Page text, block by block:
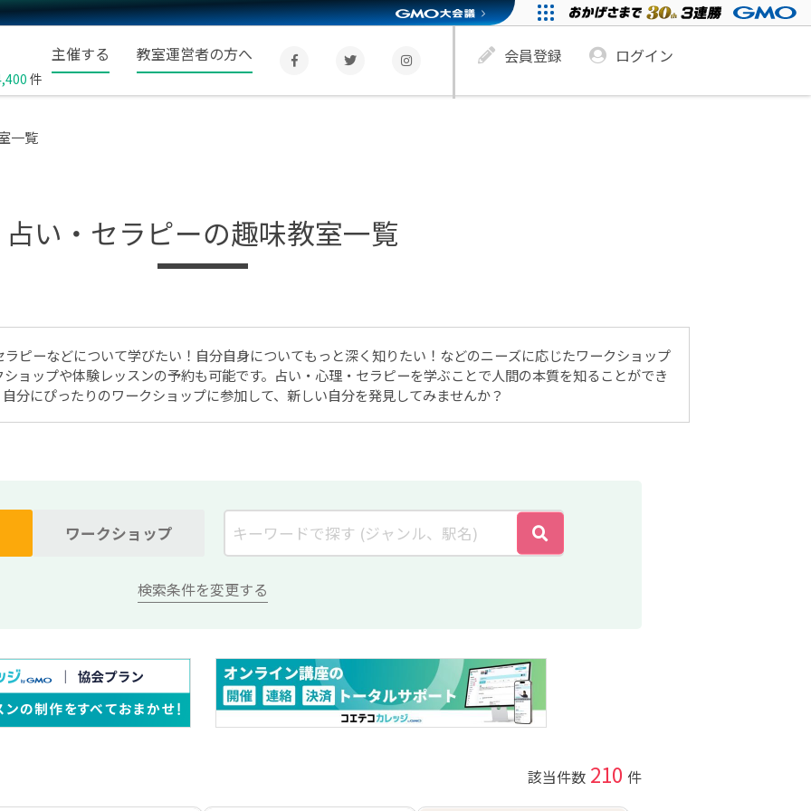
件
主催する 教室運営者の方へ 会員登録 ログイン
一覧
占い・セラピーの趣味教室一覧
ピーなどについて学びたい！自分自身についてもっと深く知りたい！などのニーズに応じたワークショップ
ョップや体験レッスンの予約も可能です。占い・心理・セラピーを学ぶことで人間の本質を知ることができ
分にぴったりのワークショップに参加して、新しい自分を発見してみませんか？
ワークショップ
検索条件を変更する
該当件数 210 件